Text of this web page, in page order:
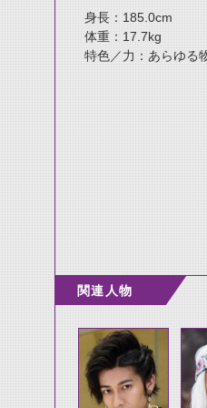
身長：185.0cm
体重：17.7kg
特色／力：あらゆる
関連人物